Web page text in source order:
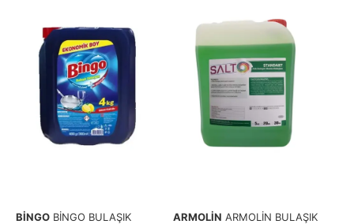
BİNGO BİNGO BULAŞIK
ARMOLİN ARMOLİN BULAŞIK